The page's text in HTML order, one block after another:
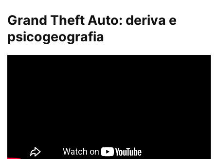
Grand Theft Auto: deriva e
psicogeografia